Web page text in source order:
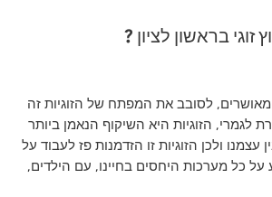
בראשון לציון ?
מאושרים, לסובב את המפתח של הזוגיות זה
לגמרי, הזוגיות היא השיקוף הנאמן ביותר
עצמנו ולכן הזוגיות זו הזדמנות פז לעבוד על
על כל מערכות היחסים בחיינו, עם הילדים,